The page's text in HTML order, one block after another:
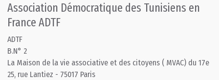
Association Démocratique des Tunisiens en
France ADTF
ADTF
B.N° 2
La Maison de la vie associative et des citoyens ( MVAC) du 17e
25, rue Lantiez - 75017 Paris